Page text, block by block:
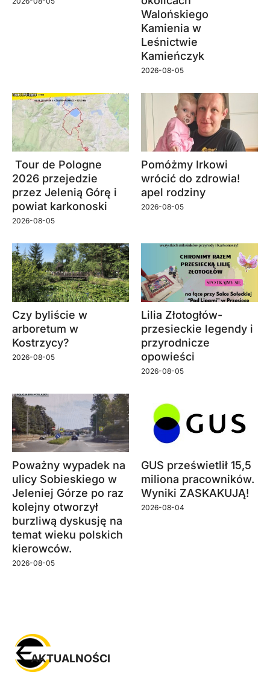
Walońskiego
Kamienia w
Leśnictwie
Kamieńczyk
2026-08-05
Tour de Pologne
2026 przejedzie
przez Jelenią Górę i
powiat karkonoski
2026-08-05
Pomóżmy Irkowi
wrócić do zdrowia!
apel rodziny
2026-08-05
Czy byliście w
arboretum w
Kostrzycy?
2026-08-05
Lilia Złotogłów-
przesieckie legendy i
przyrodnicze
opowieści
2026-08-05
Poważny wypadek na
ulicy Sobieskiego w
Jeleniej Górze po raz
kolejny otworzył
burzliwą dyskusję na
temat wieku polskich
kierowców.
2026-08-05
GUS prześwietlił 15,5
miliona pracowników.
Wyniki ZASKAKUJĄ!
2026-08-04
AKTUALNOŚCI